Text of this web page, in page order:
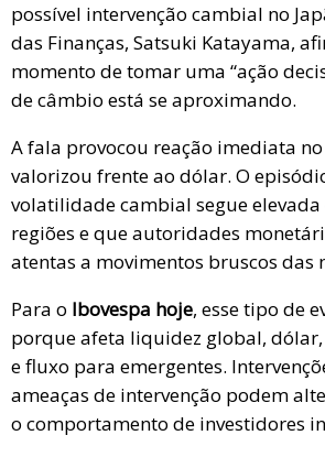
possível intervenção cambial no
das Finanças, Satsuki Katayama,
momento de tomar uma “ação
de câmbio está se aproximando.
A fala provocou reação imediata no
valorizou frente ao dólar. O
volatilidade cambial segue
regiões e que autoridades
atentas a movimentos bruscos das
Para o Ibovespa hoje, esse tipo de
porque afeta liquidez global,
e fluxo para emergentes.
ameaças de intervenção podem
o comportamento de investidores